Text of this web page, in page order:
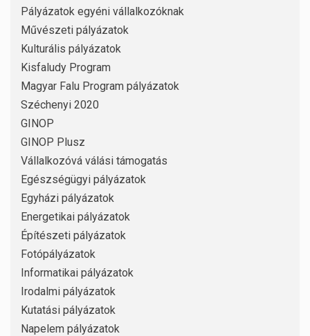
Pályázatok egyéni vállalkozóknak
Művészeti pályázatok
Kulturális pályázatok
Kisfaludy Program
Magyar Falu Program pályázatok
Széchenyi 2020
GINOP
GINOP Plusz
Vállalkozóvá válási támogatás
Egészségügyi pályázatok
Egyházi pályázatok
Energetikai pályázatok
Építészeti pályázatok
Fotópályázatok
Informatikai pályázatok
Irodalmi pályázatok
Kutatási pályázatok
Napelem pályázatok